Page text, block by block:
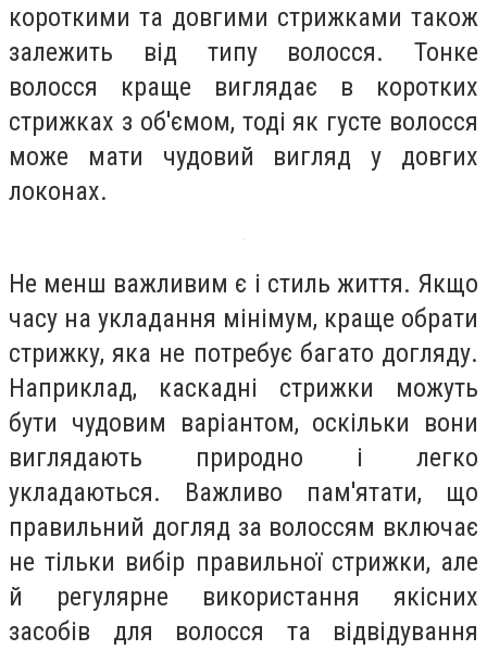
короткими та довгими стрижками також
залежить від типу волосся. Тонке
волосся краще виглядає в коротких
стрижках з об'ємом, тоді як густе волосся
може мати чудовий вигляд у довгих
локонах.
Не менш важливим є і стиль життя. Якщо
часу на укладання мінімум, краще обрати
стрижку, яка не потребує багато догляду.
Наприклад, каскадні стрижки можуть
бути чудовим варіантом, оскільки вони
виглядають природно і легко
укладаються. Важливо пам'ятати, що
правильний догляд за волоссям включає
не тільки вибір правильної стрижки, але
й регулярне використання якісних
засобів для волосся та відвідування